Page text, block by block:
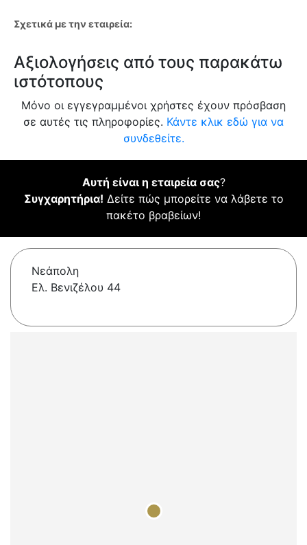
Σχετικά με την εταιρεία:
Αξιολογήσεις από τους παρακάτω
ιστότοπους
Μόνο οι εγγεγραμμένοι χρήστες έχουν πρόσβαση
σε αυτές τις πληροφορίες. Κάντε κλικ εδώ για να
συνδεθείτε.
Αυτή είναι η εταιρεία σας?
Συγχαρητήρια! Δείτε πώς μπορείτε να λάβετε το
πακέτο βραβείων!
Νεάπολη
Ελ. Βενιζέλου 44